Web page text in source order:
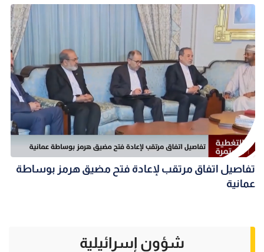
تفاصيل اتفاق مرتقب لإعادة فتح مضيق هرمز بوساطة
عمانية
شؤون إسرائيلية